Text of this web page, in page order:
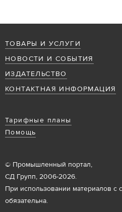
ТОВАРЫ И УСЛУГИ
НОВОСТИ И СОБЫТИЯ
ИЗДАТЕЛЬСТВО
КОНТАКТНАЯ ИНФОРМАЦИЯ
Тарифные планы
Помощь
© Промышленный портал,
СД Групп, 2006-2026.
При использовании материалов с
обязательна.